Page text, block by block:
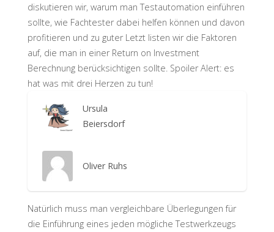
diskutieren wir, warum man Testautomation einführen
sollte, wie Fachtester dabei helfen können und davon
profitieren und zu guter Letzt listen wir die Faktoren
auf, die man in einer Return on Investment
Berechnung berücksichtigen sollte. Spoiler Alert: es
hat was mit drei Herzen zu tun!
Ursula
Beiersdorf
Oliver Ruhs
Natürlich muss man vergleichbare Überlegungen für
die Einführung eines jeden mögliche Testwerkzeugs